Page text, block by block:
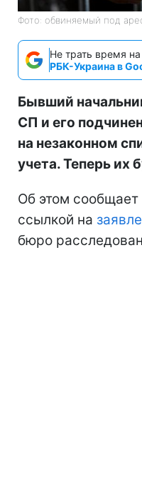
Фото: обвиняемый под
Не трать время
РБК-Украина в
Бывший
СП и его
на незаконном
учета. Теперь их
Об этом сообщает
ссылкой на
бюро